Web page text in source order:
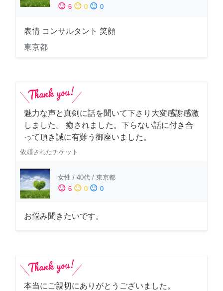
sentiment_satisfied 6 sentiment_neutral 0 sentiment_dissatisfied 0
表情 コンサルタント 笑顔
東京都
魅力な声と真剣に話を聞いて下さり大変感謝感激
しました。 癒されました。下らない話に付き合
って頂き誠に有難う御座いました。
依頼されたチケット
女性 / 40代 / 東京都
sentiment_satisfied 6 sentiment_neutral 0 sentiment_dissatisfied 0
お悩み聞きたいです。
本当にご親切にありがとうございました。